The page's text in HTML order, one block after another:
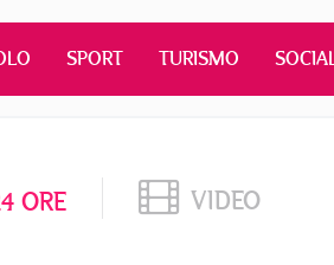
SPORT TURISMO
ORE VIDEO